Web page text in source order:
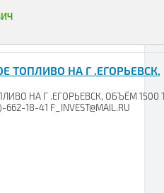
ТОПЛИВО НА Г .ЕГОРЬЕВСК,
НА Г .ЕГОРЬЕВСК, ОБЪЁМ 1500
18-41 F_INVEST@MAIL.RU